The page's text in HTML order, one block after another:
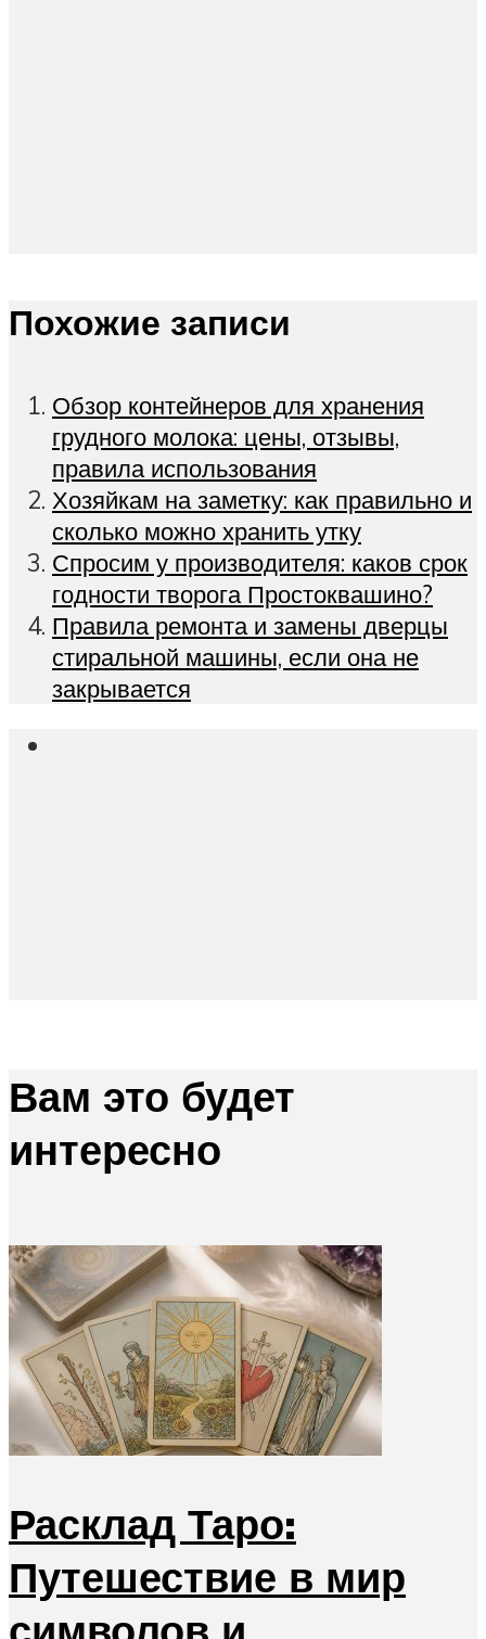
Похожие записи
Обзор контейнеров для хранения
грудного молока: цены, отзывы,
правила использования
Хозяйкам на заметку: как правильно и
сколько можно хранить утку
Спросим у производителя: каков срок
годности творога Простоквашино?
Правила ремонта и замены дверцы
стиральной машины, если она не
закрывается
Вам это будет
интересно
Расклад Таро:
Путешествие в мир